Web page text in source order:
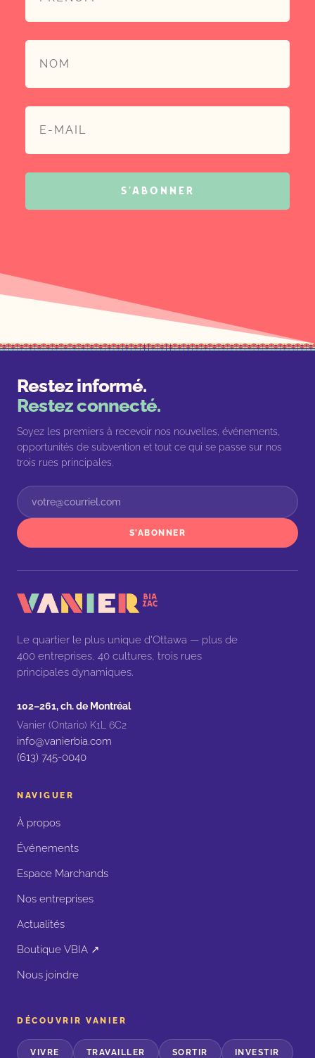
S'ABONNER
Restez informé.
Restez connecté.
Soyez les premiers à recevoir nos nouvelles, événements,
opportunités de subvention et tout ce qui se passe sur nos
trois rues principales.
S'ABONNER
Le quartier le plus unique d'Ottawa — plus de
400 entreprises, 40 cultures, trois rues
principales dynamiques.
102–261, ch. de Montréal
Vanier (Ontario) K1L 6C2
info@vanierbia.com
(613) 745-0040
NAVIGUER
À propos
Événements
Espace Marchands
Nos entreprises
Actualités
Boutique VBIA ↗
Nous joindre
DÉCOUVRIR VANIER
VIVRE TRAVAILLER SORTIR INVESTIR